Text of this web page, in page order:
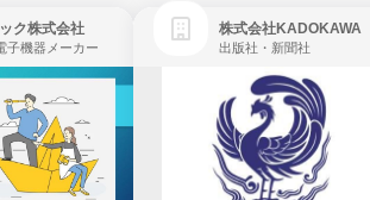
ク株式会社
子機器メーカー
株式会社KADOKAWA
出版社・新聞社